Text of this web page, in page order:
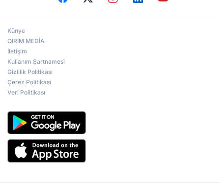
Künye
QIRIM MEDİA
İletişim
Kullanım Şartnamesi
Gizlilik Politikası
Çerez Politikası
Veri Politikası